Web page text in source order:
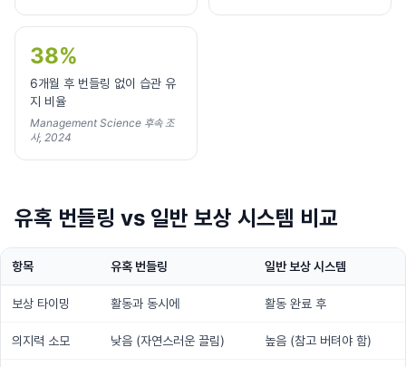
38%
6개월 후 번들링 없이 습관 유
지 비율
Management Science 후속 조
사, 2024
유혹 번들링 vs 일반 보상 시스템 비교
항목 유혹 번들링 일반 보상 시스템
보상 타이밍 활동과 동시에 활동 완료 후
의지력 소모 낮음 (자연스러운 끌림) 높음 (참고 버텨야 함)